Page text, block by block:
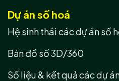
Dự án số hoá
Hệ sinh thái các dự án số
Bản đồ số 3D/360
Số liệu & kết quả các dự